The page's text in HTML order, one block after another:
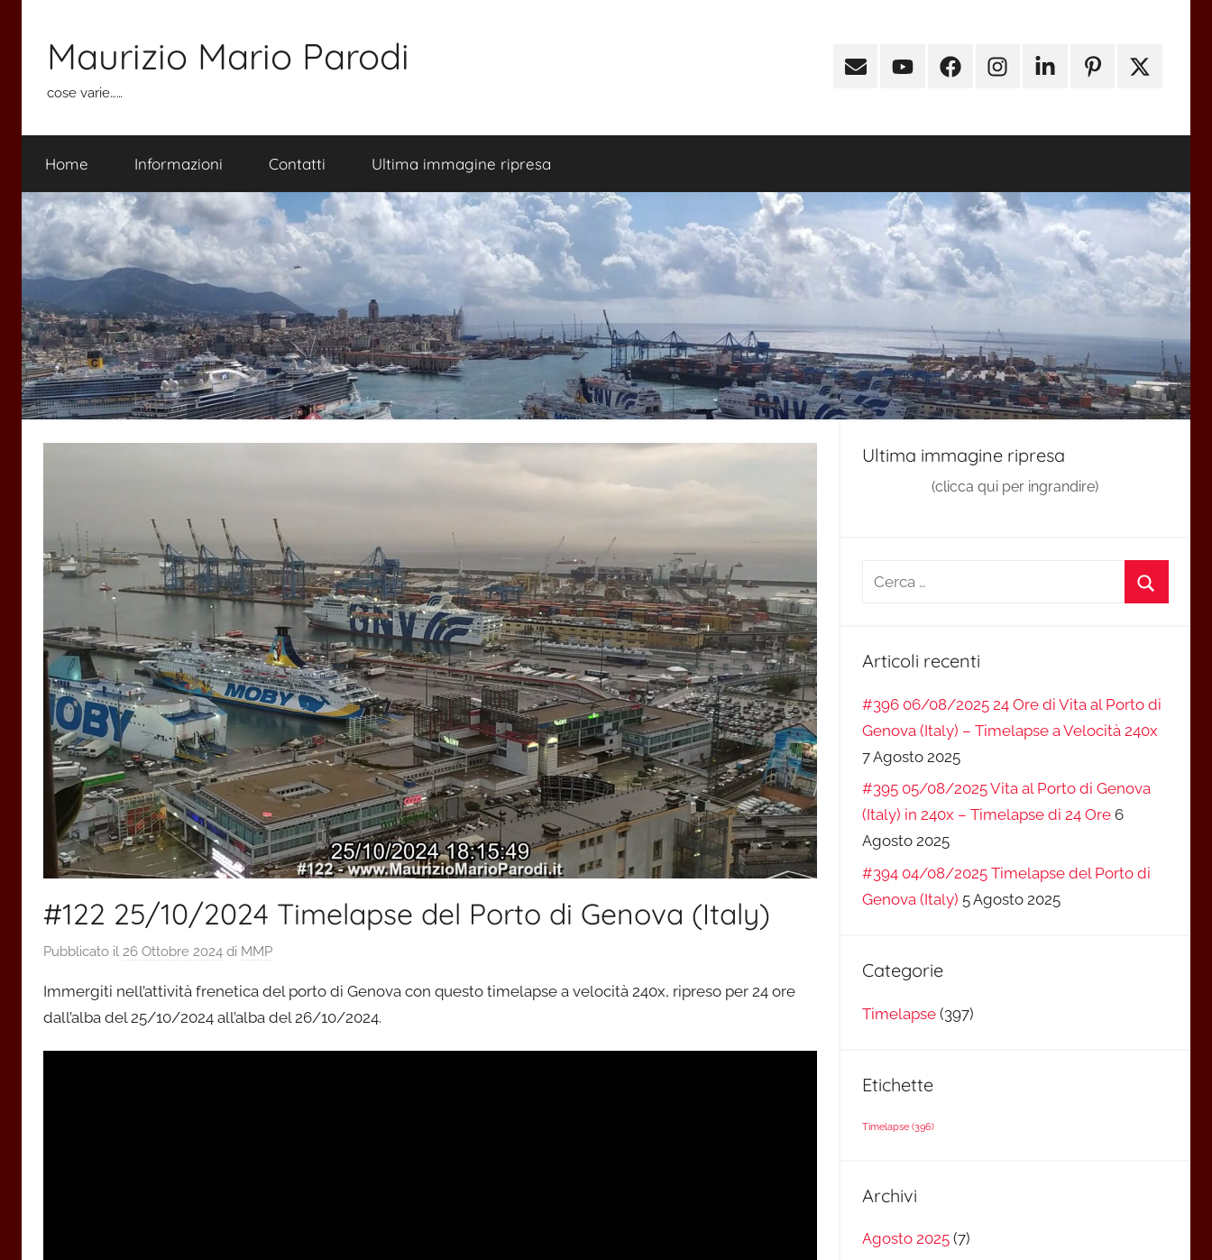
contenuto
Maurizio Mario Parodi
cose varie……
Email YoutubeFacebookInstagramLinkedinPinterest
X
Home Informazioni Contatti Ultima immagine ripresa
#122 25/10/2024 Timelapse del Porto di Genova (Italy)
Pubblicato il 26 Ottobre 2024 di MMP
Immergiti nell’attività frenetica del porto di Genova con questo timelapse a velocità 240x, ripreso per 24 ore
dall’alba del 25/10/2024 all’alba del 26/10/2024.
Ultima immagine ripresa
(clicca qui per ingrandire)
Ricerca
Articoli recenti
#396 06/08/2025 24 Ore di Vita al Porto di
Genova (Italy) – Timelapse a Velocità 240x
7 Agosto 2025
#395 05/08/2025 Vita al Porto di Genova
(Italy) in 240x – Timelapse di 24 Ore 6
Agosto 2025
#394 04/08/2025 Timelapse del Porto di
Genova (Italy) 5 Agosto 2025
Categorie
Timelapse(397)
Etichette
Timelapse(396)
Archivi
Agosto 2025(7)